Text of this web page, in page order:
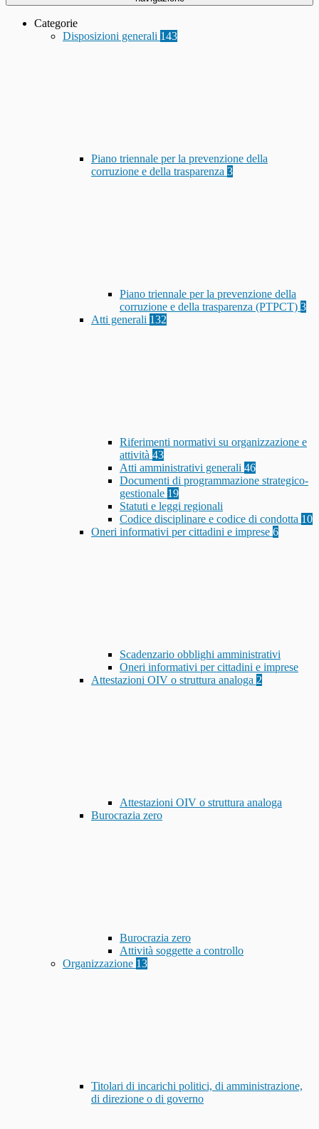
Categorie
Disposizioni generali 143
Piano triennale per la prevenzione della
corruzione e della trasparenza 3
Piano triennale per la prevenzione della
corruzione e della trasparenza (PTPCT) 3
Atti generali 132
Riferimenti normativi su organizzazione e
attività 43
Atti amministrativi generali 46
Documenti di programmazione strategico-
gestionale 19
Statuti e leggi regionali
Codice disciplinare e codice di condotta 10
Oneri informativi per cittadini e imprese 6
Scadenzario obblighi amministrativi
Oneri informativi per cittadini e imprese
Attestazioni OIV o struttura analoga 2
Attestazioni OIV o struttura analoga
Burocrazia zero
Burocrazia zero
Attività soggette a controllo
Organizzazione 13
Titolari di incarichi politici, di amministrazione,
di direzione o di governo